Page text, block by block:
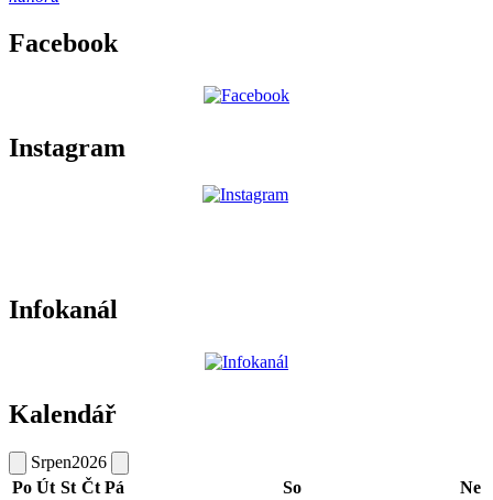
Facebook
Instagram
Infokanál
Kalendář
Srpen2026
Po Út St Čt Pá So Ne